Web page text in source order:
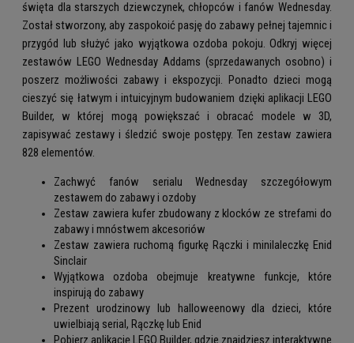
święta dla starszych dziewczynek, chłopców i fanów Wednesday.
Został stworzony, aby zaspokoić pasję do zabawy pełnej tajemnic i
przygód lub służyć jako wyjątkowa ozdoba pokoju. Odkryj więcej
zestawów LEGO Wednesday Addams (sprzedawanych osobno) i
poszerz możliwości zabawy i ekspozycji. Ponadto dzieci mogą
cieszyć się łatwym i intuicyjnym budowaniem dzięki aplikacji LEGO
Builder, w której mogą powiększać i obracać modele w 3D,
zapisywać zestawy i śledzić swoje postępy. Ten zestaw zawiera
828 elementów.
Zachwyć fanów serialu Wednesday szczegółowym
zestawem do zabawy i ozdoby
Zestaw zawiera kufer zbudowany z klocków ze strefami do
zabawy i mnóstwem akcesoriów
Zestaw zawiera ruchomą figurkę Rączki i minilaleczkę Enid
Sinclair
Wyjątkowa ozdoba obejmuje kreatywne funkcje, które
inspirują do zabawy
Prezent urodzinowy lub halloweenowy dla dzieci, które
uwielbiają serial, Rączkę lub Enid
Pobierz aplikację LEGO Builder, gdzie znajdziesz interaktywne